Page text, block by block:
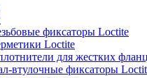
фиксаторы Loctite
Loctite
для жестких
втулочные фиксаторы